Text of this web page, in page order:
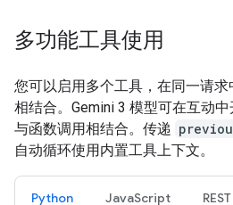
多功能工具使用
您可以启用多个工具，在同一请
相结合。Gemini 3 模型可在互动
与函数调用相结合。传递
自动循环使用内置工具上下文。
Python JavaScript REST